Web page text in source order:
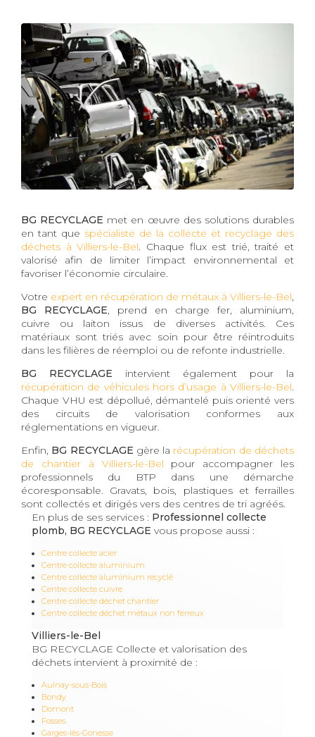
BG RECYCLAGE met en œuvre des solutions durables
en tant que spécialiste de la collecte et recyclage des
déchets à Villiers-le-Bel. Chaque flux est trié, traité et
valorisé afin de limiter l’impact environnemental et
favoriser l’économie circulaire.
Votre expert en récupération de métaux à Villiers-le-Bel,
BG RECYCLAGE, prend en charge fer, aluminium,
cuivre ou laiton issus de diverses activités. Ces
matériaux sont triés avec soin pour être réintroduits
dans les filières de réemploi ou de refonte industrielle.
BG RECYCLAGE intervient également pour la
récupération de véhicules hors d’usage à Villiers-le-Bel.
Chaque VHU est dépollué, démantelé puis orienté vers
des circuits de valorisation conformes aux
réglementations en vigueur.
Enfin, BG RECYCLAGE gère la récupération de déchets
de chantier à Villiers-le-Bel pour accompagner les
professionnels du BTP dans une démarche
écoresponsable. Gravats, bois, plastiques et ferrailles
sont collectés et dirigés vers des centres de tri agréés.
En plus de ses services : Professionnel collecte
plomb, BG RECYCLAGE vous propose aussi :
Centre collecte acier
Centre collecte aluminium
Centre collecte aluminium recyclé
Centre collecte cuivre
Centre collecte déchet chantier
Centre collecte déchet métaux non ferreux
Villiers-le-Bel
BG RECYCLAGE Collecte et valorisation des
déchets intervient à proximité de :
Aulnay-sous-Bois
Bondy
Domont
Fosses
Garges-lès-Gonesse